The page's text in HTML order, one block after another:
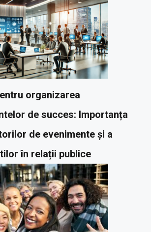
organizarea
de succes: Importanța
de evenimente și a
în relații publice